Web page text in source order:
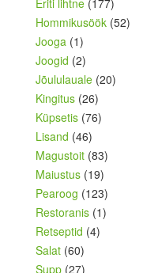
Hommikusöök (52)
Jooga (1)
Joogid (2)
Jõululauale (20)
Kingitus (26)
Küpsetis (76)
Lisand (46)
Magustoit (83)
Maiustus (19)
Pearoog (123)
Restoranis (1)
Retseptid (4)
Salat (60)
Supp (27)